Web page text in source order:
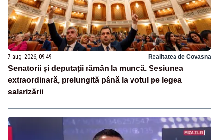
7 aug. 2026, 09:49 Realitatea de Covasna
Senatorii și deputații rămân la muncă. Sesiunea
extraordinară, prelungită până la votul pe legea
salarizării